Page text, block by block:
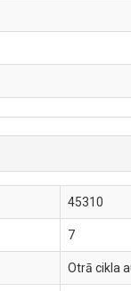
45310
7
Otrā cikla